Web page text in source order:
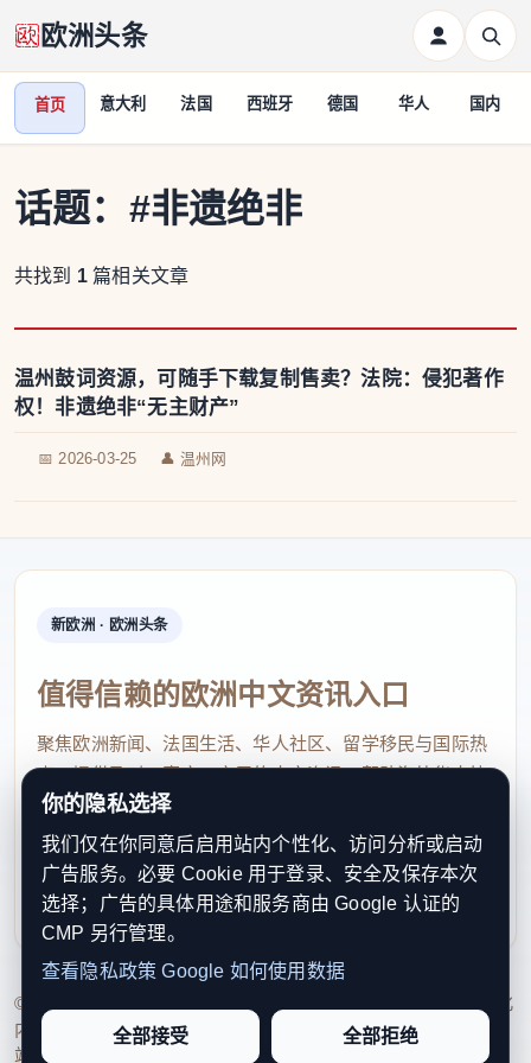
欧洲头条
首页 意大利 法国 西班牙 德国 华人 国内
话题： #非遗绝非
共找到 1 篇相关文章
温州鼓词资源，可随手下载复制售卖？法院：侵犯著作
权！非遗绝非“无主财产”
📅 2026-03-25 👤 温州网
新欧洲 · 欧洲头条
值得信赖的欧洲中文资讯入口
聚焦欧洲新闻、法国生活、华人社区、留学移民与国际热
点，提供及时、真实、实用的中文资讯，帮助海外华人快
速了解欧洲动态。
contact@xinouzhou.com
服务支持、版权与合作：工作日优先处理站务、投稿与权
利通知
© 2026 新欧洲·欧洲头条. All Rights Reserved. 本网站持续优化
内容透明度、联系方式与用户权利说明，以提升品牌信任感和
站点完整度。
你的隐私选择
我们仅在你同意后启用站内个性化、访问分析或启动
广告服务。必要 Cookie 用于登录、安全及保存本次
选择；广告的具体用途和服务商由 Google 认证的
CMP 另行管理。
查看隐私政策 Google 如何使用数据
全部接受 全部拒绝